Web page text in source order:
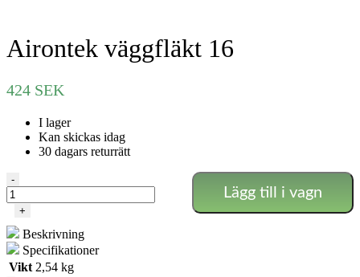
Airontek väggfläkt 16
424 SEK
I lager
Kan skickas idag
30 dagars returrätt
Airontek
väggfläkt
16
-
+
Lägg till i vagn
Beskrivning
Specifikationer
Vikt 2,54 kg